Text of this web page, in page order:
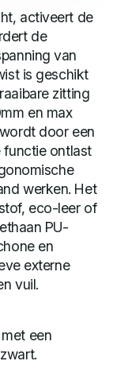
activeert de
de
van
is geschikt
zitting
en max
door een
functie ontlast
werken. Het
eco-leer of
PU-
en
externe
vuil.
een